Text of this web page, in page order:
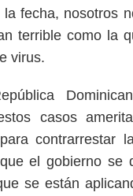
la fecha, nosotros
terrible como la
virus.
casos
contrarrestar
el gobierno se
se están